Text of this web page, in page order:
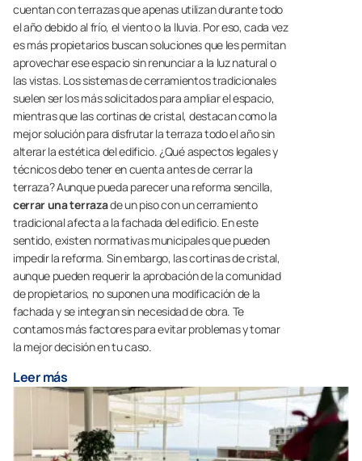
cuentan con terrazas que apenas utilizan durante todo
el año debido al frío, el viento o la lluvia. Por eso, cada vez
es más propietarios buscan soluciones que les permitan
aprovechar ese espacio sin renunciar a la luz natural o
las vistas. Los sistemas de cerramientos tradicionales
suelen ser los más solicitados para ampliar el espacio,
mientras que las cortinas de cristal, destacan como la
mejor solución para disfrutar la terraza todo el año sin
alterar la estética del edificio. ¿Qué aspectos legales y
técnicos debo tener en cuenta antes de cerrar la
terraza? Aunque pueda parecer una reforma sencilla,
cerrar una terrazade un piso con un cerramiento
tradicional afecta a la fachada del edificio. En este
sentido, existen normativas municipales que pueden
impedir la reforma. Sin embargo, las cortinas de cristal,
aunque pueden requerir la aprobación de la comunidad
de propietarios, no suponen una modificación de la
fachada y se integran sin necesidad de obra. Te
contamos más factores para evitar problemas y tomar
la mejor decisión en tu caso.
Leer más